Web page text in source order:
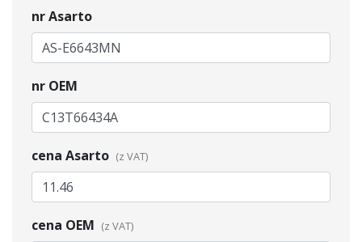
nr Asarto
nr OEM
cena Asarto
cena OEM